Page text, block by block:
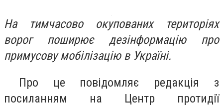
На тимчасово окупованих територіях
ворог поширює дезінформацію про
примусову мобілізацію в Україні.
Про це повідомляє редакція з
посиланням на Центр протидії